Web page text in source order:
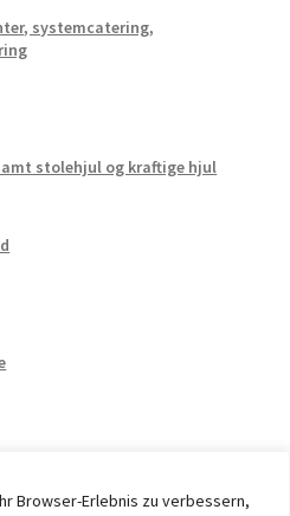
Browser-Erlebnis zu verbessern,
systemcatering,
stolehjul og kraftige hjul